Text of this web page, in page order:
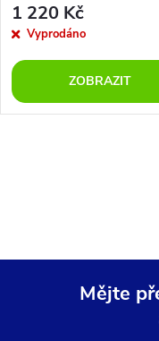
1 220 Kč
Vyprodáno
ZOBRAZIT
Mějte